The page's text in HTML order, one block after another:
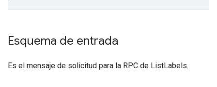
Esquema de entrada
Es el mensaje de solicitud para la RPC de ListLabels.